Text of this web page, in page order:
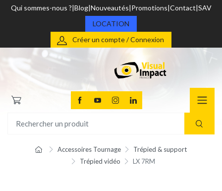
Qui sommes-nous ? Blog Nouveautés Promotions Contact SAV
LOCATION
Créer un compte / Connexion
Accessoires Tournage
Trépied & support
Trépied vidéo
LX 7RM